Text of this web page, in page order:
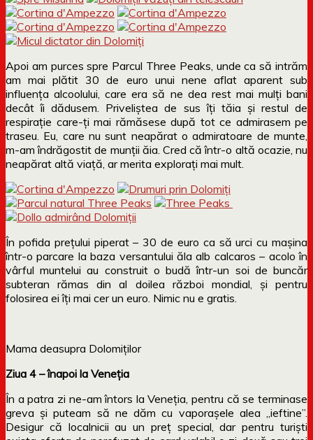
Apoi am purces spre Parcul Three Peaks, unde ca să intrăm
am mai plătit 30 de euro unui nene aflat aparent sub
influența alcoolului, care era să ne dea rest mai mulți bani
decât îi dădusem. Priveliștea de sus îți tăia și restul de
respirație care-ți mai rămăsese după tot ce admirasem pe
traseu. Eu, care nu sunt neapărat o admiratoare de munte,
m-am îndrăgostit de munții ăia. Cred că într-o altă ocazie, nu
neapărat altă viață, ar merita explorați mai mult.
În pofida prețului piperat – 30 de euro ca să urci cu mașina
într-o parcare la baza versantului ăla alb calcaros – acolo în
vârful muntelui au construit o budă într-un soi de buncăr
subteran rămas din al doilea război mondial, și pentru
folosirea ei îți mai cer un euro. Nimic nu e gratis.
Mama deasupra Dolomiților
Ziua 4 – înapoi la Veneția
În a patra zi ne-am întors la Veneția, pentru că se terminase
greva și puteam să ne dăm cu vaporașele alea „ieftine”.
Desigur că localnicii au un preț special, dar pentru turiști